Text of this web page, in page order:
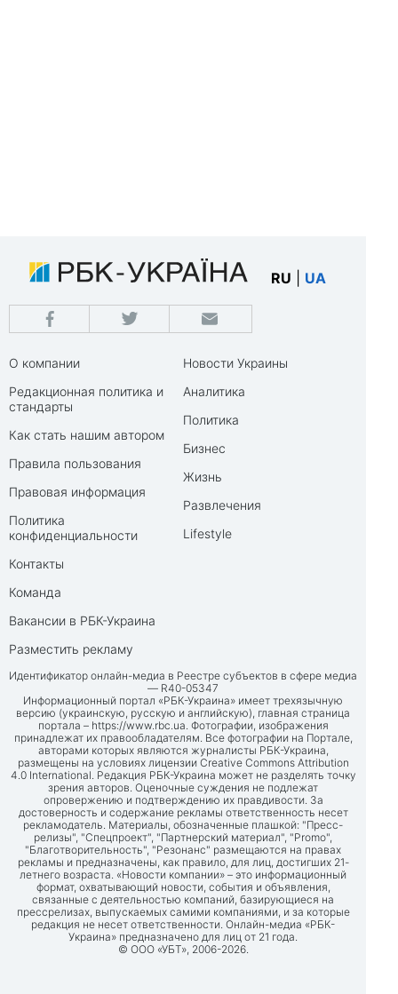
RU UA
О компании
Редакционная политика и
стандарты
Как стать нашим автором
Правила пользования
Правовая информация
Политика
конфиденциальности
Контакты
Команда
Вакансии в РБК-Украина
Разместить рекламу
Новости Украины
Аналитика
Политика
Бизнес
Жизнь
Развлечения
Lifestyle
Идентификатор онлайн-медиа в Реестре субъектов в сфере медиа
— R40-05347
Информационный портал «РБК-Украина» имеет трехязычную
версию (украинскую, русскую и английскую), главная страница
портала – https://www.rbc.ua. Фотографии, изображения
принадлежат их правообладателям. Все фотографии на Портале,
авторами которых являются журналисты РБК-Украина,
размещены на условиях лицензии Creative Commons Attribution
4.0 International. Редакция РБК-Украина может не разделять точку
зрения авторов. Оценочные суждения не подлежат
опровержению и подтверждению их правдивости. За
достоверность и содержание рекламы ответственность несет
рекламодатель. Материалы, обозначенные плашкой: "Пресс-
релизы", "Спецпроект", "Партнерский материал", "Promo",
"Благотворительность", "Резонанс" размещаются на правах
рекламы и предназначены, как правило, для лиц, достигших 21-
летнего возраста. «Новости компании» – это информационный
формат, охватывающий новости, события и объявления,
связанные с деятельностью компаний, базирующиеся на
прессрелизах, выпускаемых самими компаниями, и за которые
редакция не несет ответственности. Онлайн-медиа «РБК-
Украина» предназначено для лиц от 21 года.
© ООО «УБТ», 2006-2026.